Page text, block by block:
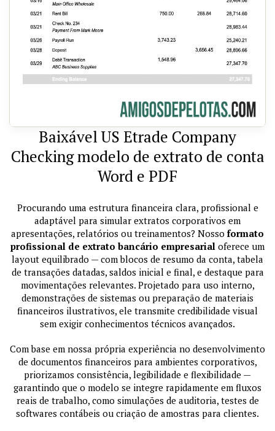
Baixável US Etrade Company
Checking modelo de extrato de conta
Word e PDF
Procurando uma estrutura financeira clara, profissional e
adaptável para simular extratos corporativos em
apresentações, relatórios ou treinamentos? Nosso formato
profissional de extrato bancário empresarial oferece um
layout equilibrado — com blocos de resumo da conta, tabela
de transações datadas, saldos inicial e final, e destaque para
movimentações relevantes. Projetado para uso interno,
demonstrações de sistemas ou preparação de materiais
financeiros ilustrativos, ele transmite credibilidade visual
sem exigir conhecimentos técnicos avançados.
Com base em nossa própria experiência no desenvolvimento
de documentos financeiros para ambientes corporativos,
priorizamos consistência, legibilidade e flexibilidade —
garantindo que o modelo se integre rapidamente em fluxos
reais de trabalho, como simulações de auditoria, testes de
softwares contábeis ou criação de amostras para clientes.